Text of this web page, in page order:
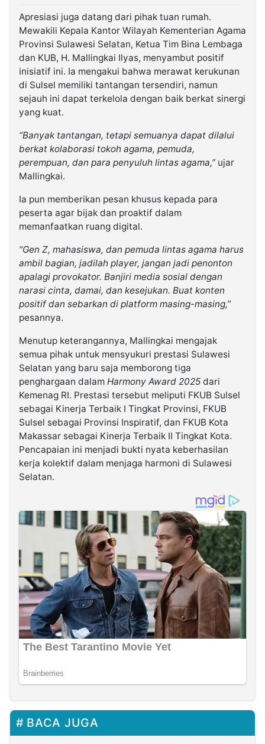
Apresiasi juga datang dari pihak tuan rumah.
Mewakili Kepala Kantor Wilayah Kementerian Agama
Provinsi Sulawesi Selatan, Ketua Tim Bina Lembaga
dan KUB, H. Mallingkai Ilyas, menyambut positif
inisiatif ini. Ia mengakui bahwa merawat kerukunan
di Sulsel memiliki tantangan tersendiri, namun
sejauh ini dapat terkelola dengan baik berkat sinergi
yang kuat.
“Banyak tantangan, tetapi semuanya dapat dilalui
berkat kolaborasi tokoh agama, pemuda,
perempuan, dan para penyuluh lintas agama,”ujar
Mallingkai.
Ia pun memberikan pesan khusus kepada para
peserta agar bijak dan proaktif dalam
memanfaatkan ruang digital.
“Gen Z, mahasiswa, dan pemuda lintas agama harus
ambil bagian, jadilah player, jangan jadi penonton
apalagi provokator. Banjiri media sosial dengan
narasi cinta, damai, dan kesejukan. Buat konten
positif dan sebarkan di platform masing-masing,”
pesannya.
Menutup keterangannya, Mallingkai mengajak
semua pihak untuk mensyukuri prestasi Sulawesi
Selatan yang baru saja memborong tiga
penghargaan dalam Harmony Award 2025 dari
Kemenag RI. Prestasi tersebut meliputi FKUB Sulsel
sebagai Kinerja Terbaik I Tingkat Provinsi, FKUB
Sulsel sebagai Provinsi Inspiratif, dan FKUB Kota
Makassar sebagai Kinerja Terbaik II Tingkat Kota.
Pencapaian ini menjadi bukti nyata keberhasilan
kerja kolektif dalam menjaga harmoni di Sulawesi
Selatan.
BACA JUGA